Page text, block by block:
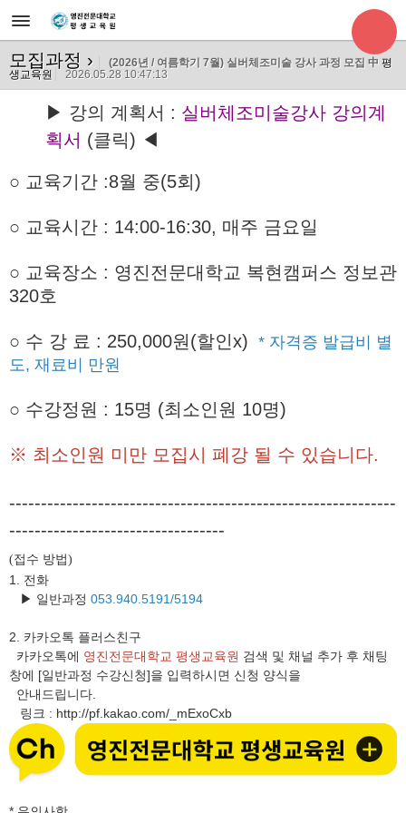
모집과정 › (2026년 / 여름학기 7월) 실버체조미술 강사 과정 모집 中 평
생교육원
2026.05.28 10:47:13
▶ 강의 계획서 : 실버체조미술강사 강의계
획서 (클릭) ◀
○ 교육기간 :8월 중(5회)
○ 교육시간 : 14:00-16:30, 매주 금요일
○ 교육장소 : 영진전문대학교 복현캠퍼스 정보관
320호
○ 수 강 료 : 250,000원(할인x) * 자격증 발급비 별
도, 재료비 만원
○ 수강정원 : 15명 (최소인원 10명)
※ 최소인원 미만 모집시 폐강 될 수 있습니다.
-------------------------------------------------------------
----------------------------------
(접수 방법)
1. 전화
▶ 일반과정 053.940.5191/5194
2. 카카오톡 플러스친구
카카오톡에 영진전문대학교 평생교육원 검색 및 채널 추가 후 채팅
창에 [일반과정 수강신청]을 입력하시면 신청 양식을
안내드립니다.
링크 : http://pf.kakao.com/_mExoCxb